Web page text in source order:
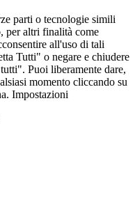
parti o tecnologie simili
per altri finalità come
all'uso di tali
Tutti" o negare e chiudere
Puoi liberamente dare,
momento cliccando su
Impostazioni